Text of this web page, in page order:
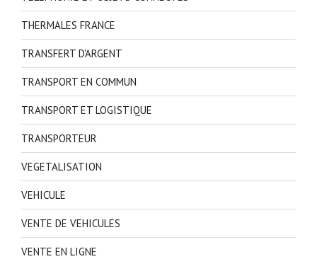
THERMALES FRANCE
TRANSFERT D'ARGENT
TRANSPORT EN COMMUN
TRANSPORT ET LOGISTIQUE
TRANSPORTEUR
VEGETALISATION
VEHICULE
VENTE DE VEHICULES
VENTE EN LIGNE